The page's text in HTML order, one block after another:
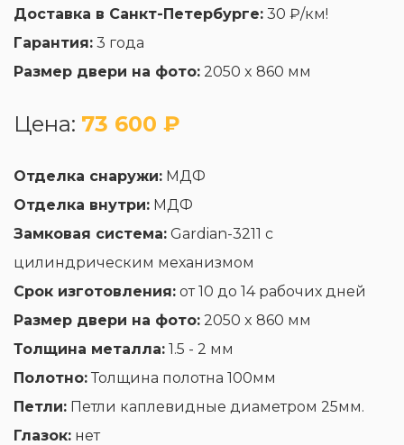
Доставка в Санкт-Петербурге: 30 ₽/км!
Гарантия: 3 года
Размер двери на фото: 2050 x 860 мм
Цена: 73 600 ₽
Отделка снаружи: МДФ
Отделка внутри: МДФ
Замковая система: Gardian-3211 с
цилиндрическим механизмом
Срок изготовления: от 10 до 14 рабочих дней
Размер двери на фото: 2050 x 860 мм
Толщина металла: 1.5 - 2 мм
Полотно: Толщина полотна 100мм
Петли: Петли каплевидные диаметром 25мм.
Глазок: нет